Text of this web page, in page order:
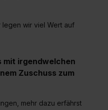
und klick auf „Auswahl
und „Social
hierbei die Einwilligung
verfügen über kein
(EuGH – Schrems
Einwilligung jederzeit mit
teilweise über unsere
wir viel Wert auf
mit irgendwelchen
Zuschuss zum
mehr dazu erfährst